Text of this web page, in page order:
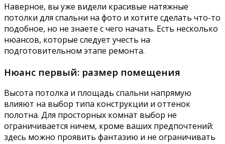
Наверное, вы уже видели красивые натяжные
потолки для спальни на фото и хотите сделать что-то
подобное, но не знаете с чего начать. Есть несколько
нюансов, которые следует учесть на
подготовительном этапе ремонта.
Нюанс первый: размер помещения
Высота потолка и площадь спальни напрямую
влияют на выбор типа конструкции и оттенок
полотна. Для просторных комнат выбор не
ограничивается ничем, кроме ваших предпочтений:
здесь можно проявить фантазию и не ограничивать